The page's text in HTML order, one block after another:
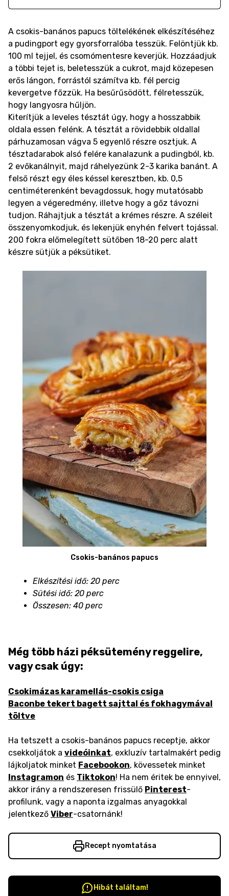
A csokis-banános papucs töltelékének elkészítéséhez
a pudingport egy gyorsforralóba tesszük. Felöntjük kb.
100 ml tejjel, és csomómentesre keverjük. Hozzáadjuk
a többi tejet is, beletesszük a cukrot, majd közepesen
erős lángon, forrástól számítva kb. fél percig
kevergetve főzzük. Ha besűrűsödött, félretesszük,
hogy langyosra hűljön.
Kiterítjük a leveles tésztát úgy, hogy a hosszabbik
oldala essen felénk. A tésztát a rövidebbik oldallal
párhuzamosan vágva 5 egyenlő részre osztjuk. A
tésztadarabok alsó felére kanalazunk a pudingból, kb.
2 evőkanálnyit, majd ráhelyezünk 2-3 karika banánt. A
felső részt egy éles késsel keresztben, kb. 0,5
centiméterenként bevagdossuk, hogy mutatósabb
legyen a végeredmény, illetve hogy a gőz távozni
tudjon. Ráhajtjuk a tésztát a krémes részre. A széleit
összenyomkodjuk, és lekenjük enyhén felvert tojással.
200 fokra előmelegített sütőben 18-20 perc alatt
készre sütjük a péksütiket.
Csokis-banános papucs
Elkészítési idő: 20 perc
Sütési idő: 20 perc
Összesen: 40 perc
Még több házi péksütemény reggelire,
vagy csak úgy:
Csokimázas karamellás-csokis csiga
Baconbe tekert bagett sajttal és fokhagymával
töltve
Ha tetszett a csokis-banános papucs receptje, akkor
csekkoljátok a videóinkat, exkluzív tartalmakért pedig
lájkoljatok minket Facebookon, kövessetek minket
Instagramon és Tiktokon! Ha nem éritek be ennyivel,
akkor irány a rendszeresen frissülő Pinterest-
profilunk, vagy a naponta izgalmas anyagokkal
jelentkező Viber-csatornánk!
Recept nyomtatása
Hibát találtam!